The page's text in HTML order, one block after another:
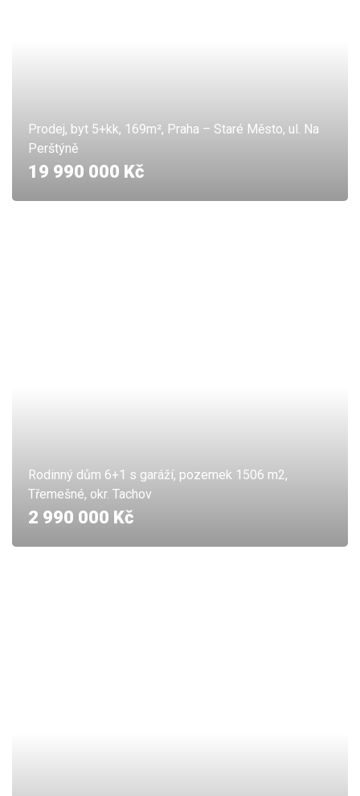
Prodej, byt 5+kk, 169m², Praha – Staré Město, ul. Na
Perštýně
19 990 000 Kč
Rodinný dům 6+1 s garáží, pozemek 1506 m2,
Třemešné, okr. Tachov
2 990 000 Kč